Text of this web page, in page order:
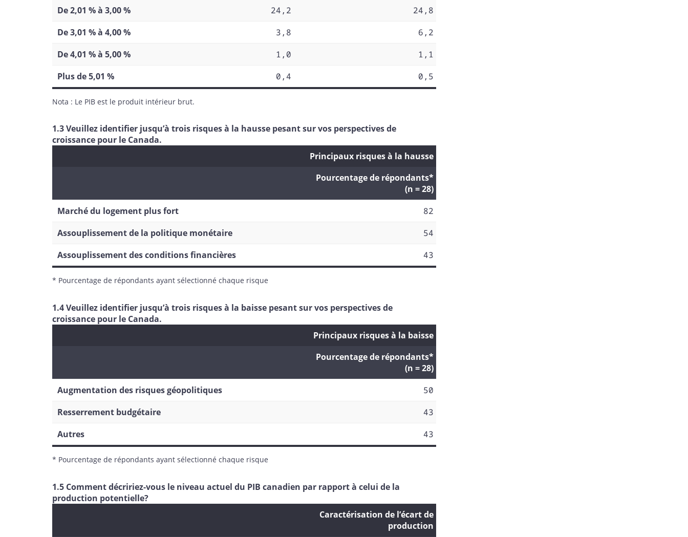
De 2,01 % à 3,00 %
24,2
24,8
De 3,01 % à 4,00 %
3,8
6,2
De 4,01 % à 5,00 %
1,0
1,1
Plus de 5,01 %
0,4 0,5
Nota : Le PIB est le produit intérieur brut.
1.3 Veuillez identifier jusqu’à trois risques à la hausse pesant sur vos perspectives de
croissance pour le Canada.
Principaux risques à la hausse
Pourcentage de répondants*
(n = 28)
Marché du logement plus fort
82
Assouplissement de la politique monétaire
54
Assouplissement des conditions financières
43
* Pourcentage de répondants ayant sélectionné chaque risque
1.4 Veuillez identifier jusqu’à trois risques à la baisse pesant sur vos perspectives de
croissance pour le Canada.
Principaux risques à la baisse
Pourcentage de répondants*
(n = 28)
Augmentation des risques géopolitiques
50
Resserrement budgétaire
43
Autres
43
* Pourcentage de répondants ayant sélectionné chaque risque
1.5 Comment décririez-vous le niveau actuel du PIB canadien par rapport à celui de la
production potentielle?
Caractérisation de l’écart de
production